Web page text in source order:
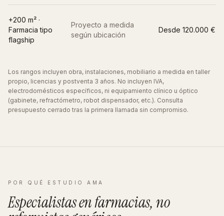
+200 m² ·
Farmacia tipo
flagship
Proyecto a medida
según ubicación
Desde 120.000 €
Los rangos incluyen obra, instalaciones, mobiliario a medida en taller
propio, licencias y postventa 3 años. No incluyen IVA,
electrodomésticos específicos, ni equipamiento clínico u óptico
(gabinete, refractómetro, robot dispensador, etc.). Consulta
presupuesto cerrado tras la primera llamada sin compromiso.
POR QUÉ ESTUDIO AMA
Especialistas enfarmacias, no